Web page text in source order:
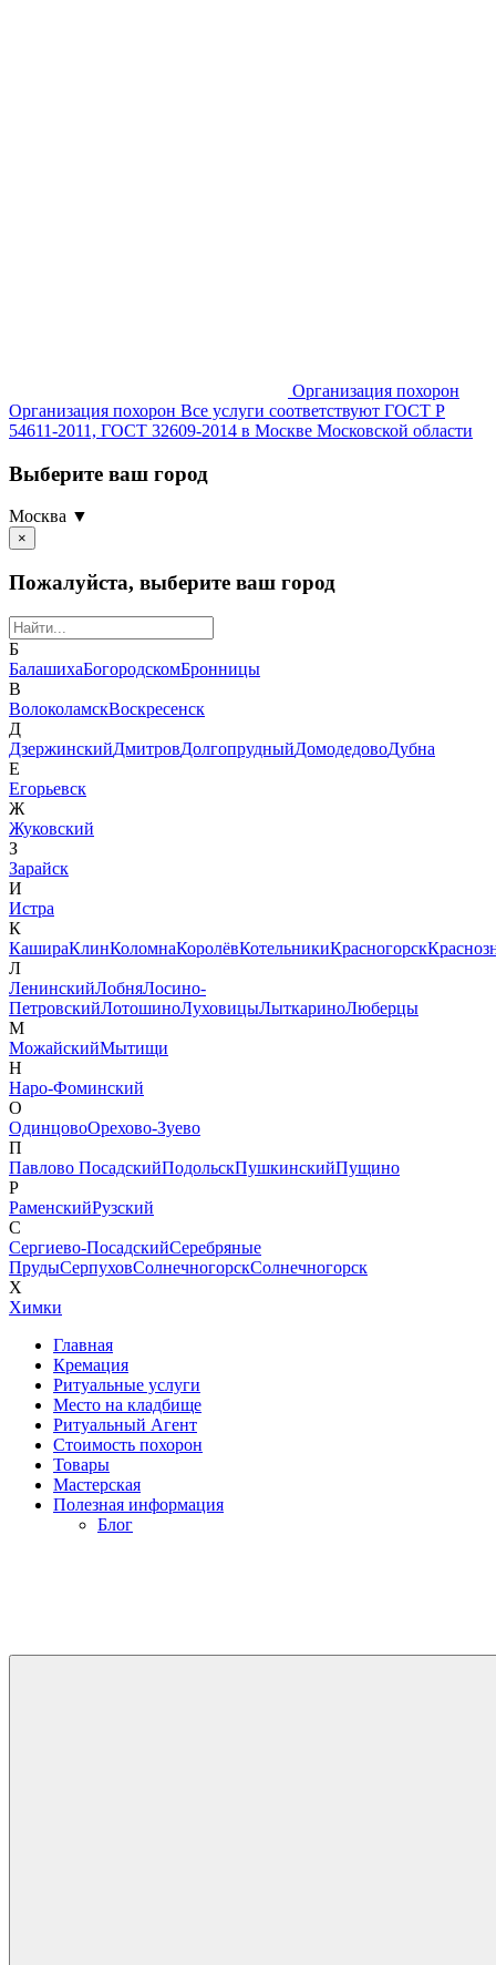
Организация похорон
Организация похорон Все услуги соответствуют ГОСТ Р
54611-2011, ГОСТ 32609-2014 в Москве Московской области
Выберите ваш город
Москва ▼
×
Пожалуйста, выберите ваш город
Б
БалашихаБогородскомБронницы
В
ВолоколамскВоскресенск
Д
ДзержинскийДмитровДолгопрудныйДомодедовоДубна
Е
Егорьевск
Ж
Жуковский
З
Зарайск
И
Истра
К
КашираКлинКоломнаКоролёвКотельникиКрасногорск
Л
ЛенинскийЛобняЛосино-
ПетровскийЛотошиноЛуховицыЛыткариноЛюберцы
М
МожайскийМытищи
Н
Наро-Фоминский
О
ОдинцовоОрехово-Зуево
П
Павлово ПосадскийПодольскПушкинскийПущино
Р
РаменскийРузский
С
Сергиево-ПосадскийСеребряные
ПрудыСерпуховСолнечногорскСолнечногорск
Х
Химки
Главная
Кремация
Ритуальные услуги
Место на кладбище
Ритуальный Агент
Стоимость похорон
Товары
Мастерская
Полезная информация
Блог